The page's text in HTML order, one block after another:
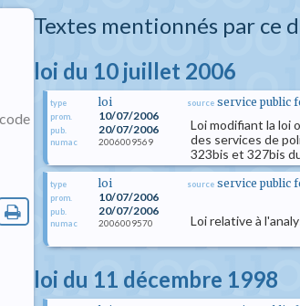
Textes mentionnés par ce
loi du 10 juillet 2006
type loi
prom. 10/07/2006
pub. 20/07/2006
numac 2006009569
source service public
Loi modifiant la loi
des services de
323bis et 327bis
type loi
prom. 10/07/2006
pub. 20/07/2006
numac 2006009570
source service public
Loi relative à
loi du 11 décembre 1998